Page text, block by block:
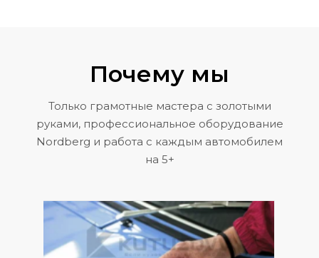
Почему мы
Только грамотные мастера с золотыми
руками, профессиональное оборудование
Nordberg и работа с каждым автомобилем
на 5+